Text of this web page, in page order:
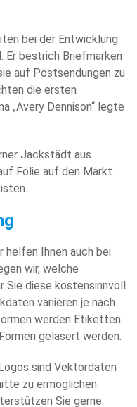
bei der Entwicklung
Er bestrich Briefmarken
auf Postsendungen zu
die ersten
„Avery Dennison“ legte
Jackstädt aus
Folie auf den Markt.
helfen Ihnen auch bei
wir, welche
diese kostensinnvoll
variieren je nach
werden Etiketten
gelasert werden.
sind Vektordaten
zu ermöglichen.
Sie gerne.